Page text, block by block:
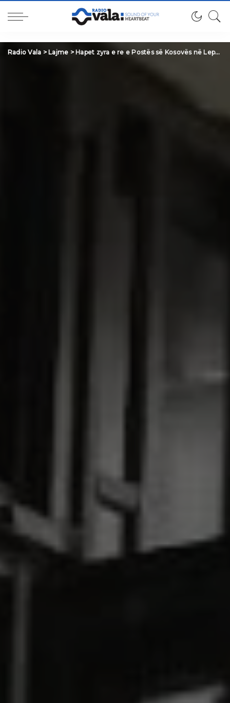
Radio Vala > Lajme >Hapet zyra e re e Postës së Kosovës në Leposaviq